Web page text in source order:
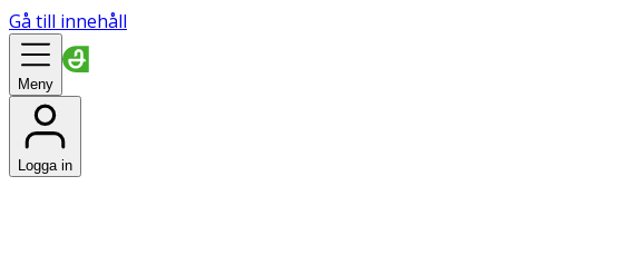
Gå till innehåll
Meny
Logga in